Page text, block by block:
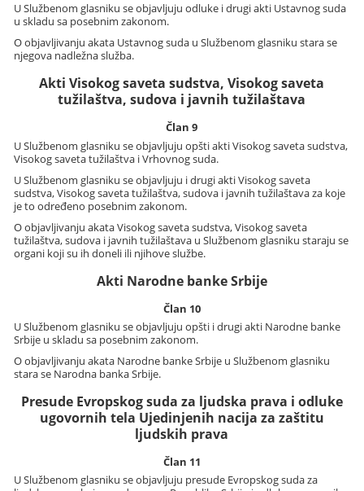
U Službenom glasniku se objavljuju odluke i drugi akti Ustavnog suda
u skladu sa posebnim zakonom.
O objavljivanju akata Ustavnog suda u Službenom glasniku stara se
njegova nadležna služba.
Akti Visokog saveta sudstva, Visokog saveta
tužilaštva, sudova i javnih tužilaštava
Član 9
U Službenom glasniku se objavljuju opšti akti Visokog saveta sudstva,
Visokog saveta tužilaštva i Vrhovnog suda.
U Službenom glasniku se objavljuju i drugi akti Visokog saveta
sudstva, Visokog saveta tužilaštva, sudova i javnih tužilaštava za koje
je to određeno posebnim zakonom.
O objavljivanju akata Visokog saveta sudstva, Visokog saveta
tužilaštva, sudova i javnih tužilaštava u Službenom glasniku staraju se
organi koji su ih doneli ili njihove službe.
Akti Narodne banke Srbije
Član 10
U Službenom glasniku se objavljuju opšti i drugi akti Narodne banke
Srbije u skladu sa posebnim zakonom.
O objavljivanju akata Narodne banke Srbije u Službenom glasniku
stara se Narodna banka Srbije.
Presude Evropskog suda za ljudska prava i odluke
ugovornih tela Ujedinjenih nacija za zaštitu
ljudskih prava
Član 11
U Službenom glasniku se objavljuju presude Evropskog suda za